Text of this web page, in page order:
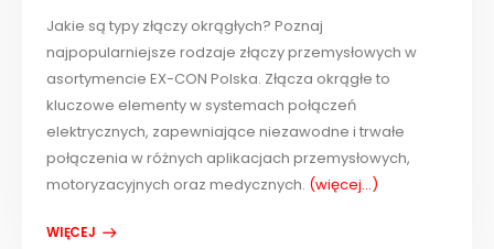
Jakie są typy złączy okrągłych? Poznaj
najpopularniejsze rodzaje złączy przemysłowych w
asortymencie EX-CON Polska. Złącza okrągłe to
kluczowe elementy w systemach połączeń
elektrycznych, zapewniające niezawodne i trwałe
połączenia w różnych aplikacjach przemysłowych,
motoryzacyjnych oraz medycznych. (więcej…)